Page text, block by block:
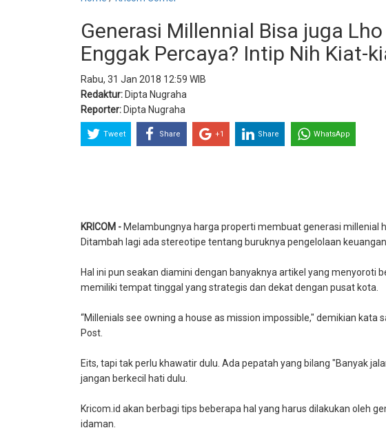
Generasi Millennial Bisa juga
Enggak Percaya? Intip Nih Kiat-
Rabu, 31 Jan 2018 12:59 WIB
Redaktur: Dipta Nugraha
Reporter: Dipta Nugraha
Tweet Share +1 Share WhatsApp
KRICOM - Melambungnya harga properti membuat generasi millenial
Ditambah lagi ada stereotipe tentang buruknya pengelolaan
Hal ini pun seakan diamini dengan banyaknya artikel yang menyoroti
memiliki tempat tinggal yang strategis dan dekat dengan pusat kota.
“Millenials see owning a house as mission impossible," demikian kata
Post.
Eits, tapi tak perlu khawatir dulu. Ada pepatah yang bilang "Banyak
jangan berkecil hati dulu.
Kricom.id akan berbagi tips beberapa hal yang harus dilakukan oleh
idaman.